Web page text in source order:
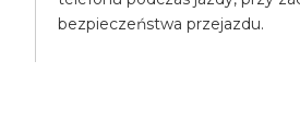
bezpieczeństwa przejazdu.